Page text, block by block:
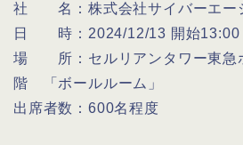
社 名：株式会社サイバーエー
日 時：2024/12/13 開始13:00
場 所：セルリアンタワー東急
階 「ボールルーム」
出席者数：600名程度